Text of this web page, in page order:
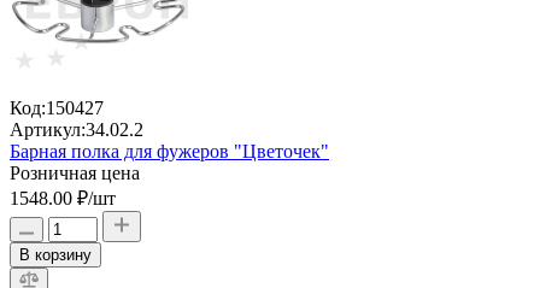
Код:150427
Артикул:34.02.2
Барная полка для фужеров "Цветочек"
Розничная цена
1548.00 ₽/шт
В корзину